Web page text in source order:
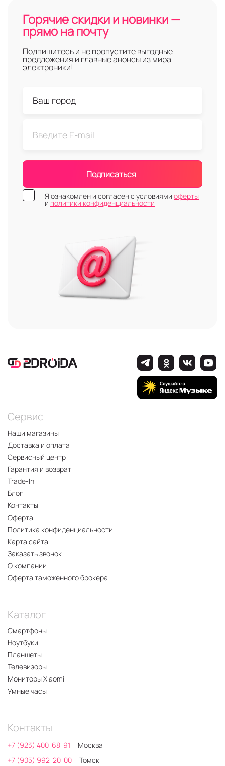
Горячие скидки и новинки —
прямо на почту
Подпишитесь и не пропустите выгодные
предложения и главные анонсы из мира
электроники!
Подписаться
Я ознакомлен и согласен с условиями оферты
и политики конфиденциальности
Сервис
Наши магазины
Доставка и оплата
Сервисный центр
Гарантия и возврат
Trade-In
Блог
Контакты
Оферта
Политика конфиденциальности
Карта сайта
Заказать звонок
О компании
Оферта таможенного брокера
Каталог
Смартфоны
Ноутбуки
Планшеты
Телевизоры
Мониторы Xiaomi
Умные часы
Контакты
+7 (923) 400-68-91
Москва
+7 (905) 992-20-00
Томск